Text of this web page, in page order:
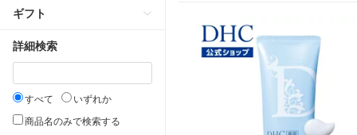
ギフト
詳細検索
すべて
いずれか
商品名のみで検索する